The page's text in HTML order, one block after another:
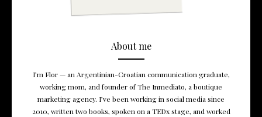
About me
I’m Flor — an Argentinian-Croatian communication graduate,
working mom, and founder of The Inmediato, a boutique
marketing agency. I’ve been working in social media since
2010, written two books, spoken on a TEDx stage, and worked